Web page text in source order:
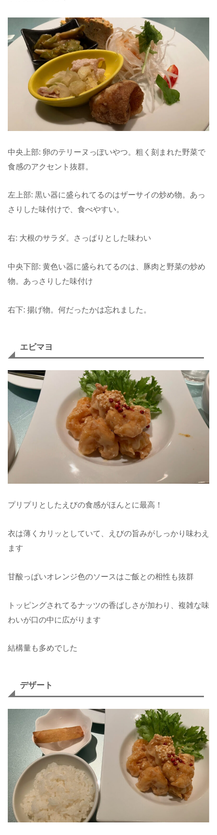
中央上部: 卵のテリーヌっぽいやつ。粗く刻まれた野菜で
食感のアクセント抜群。
左上部: 黒い器に盛られてるのはザーサイの炒め物。あっ
さりした味付けで、食べやすい。
右: 大根のサラダ。さっぱりとした味わい
中央下部: 黄色い器に盛られてるのは、豚肉と野菜の炒め
物。あっさりした味付け
右下: 揚げ物。何だったかは忘れました。
エビマヨ
プリプリとしたえびの食感がほんとに最高！
衣は薄くカリッとしていて、えびの旨みがしっかり味わえ
ます
甘酸っぱいオレンジ色のソースはご飯との相性も抜群
トッピングされてるナッツの香ばしさが加わり、複雑な味
わいが口の中に広がります
結構量も多めでした
デザート